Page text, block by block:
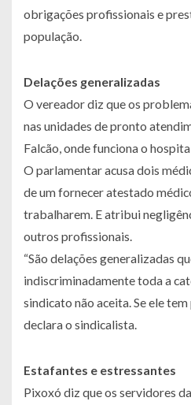
obrigações profissionais e
população.
Delações generalizadas
O vereador diz que os
nas unidades de pronto
Falcão, onde funciona o
O parlamentar acusa dois
de um fornecer atestado
trabalharem. E atribui
outros profissionais.
“São delações generalizadas
indiscriminadamente toda a
sindicato não aceita. Se ele tem
declara o sindicalista.
Estafantes e estressantes
Pixoxó diz que os servidores